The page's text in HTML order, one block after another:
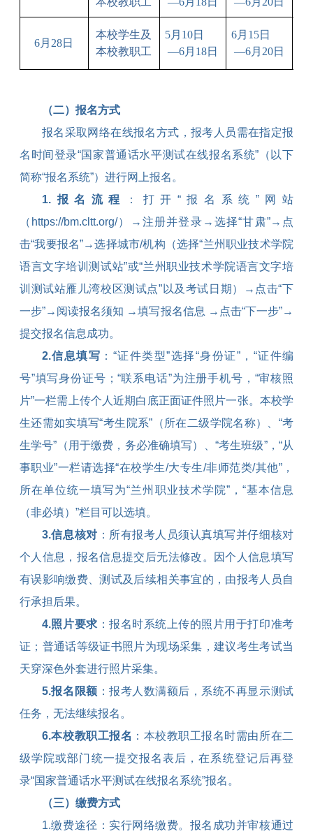
6月 28日
本校学生及
本校教职工
5月 10日
—6月 18日
6月 15日
—6月 20日
（二）报名方式
报名采取网络在线报名方式，报考人员需在指定报
名时间登录“国家普通话水平测试在线报名系统”（以下
简称“报名系统”）进行网上报名。
1.报名流程
：打开“报名系统”网站
（ https://bm.cltt.org/）→注册并登录→选择“甘肃”→点
击“我要报名”→选择城市/机构（选择“兰州职业技术学院
语言文字培训测试站”或“兰州职业技术学院语言文字培
训测试站雁儿湾校区测试点”以及考试日期）→点击“下
一步”→阅读报名须知 →填写报名信息 →点击“下一步”→
提交报名信息成功。
2.信息填写 ：“证件类型”选择“身份证”，“证件编
号”填写身份证号；“联系电话”为注册手机号，“审核照
片”一栏需上传个人近期白底正面证件照片一张。本校学
生还需如实填写“考生院系”（所在二级学院名称）、“考
生学号”（用于缴费，务必准确填写）、“考生班级”，“从
事职业”一栏请选择“在校学生/大专生/非师范类/其他”，
所在单位统一填写为“兰州职业技术学院”，“基本信息
（非必填）”栏目可以选填。
3.信息核对 ：所有报考人员须认真填写并仔细核对
个人信息，报名信息提交后无法修改。因个人信息填写
有误影响缴费、测试及后续相关事宜的，由报考人员自
行承担后果。
4.照片要求 ：报名时系统上传的照片用于打印准考
证；普通话等级证书照片为现场采集，建议考生考试当
天穿深色外套进行照片采集。
5.报名限额 ：报考人数满额后，系统不再显示测试
任务，无法继续报名。
6.本校教职工报名 ：本校教职工报名时需由所在二
级学院或部门统一提交报名表后，在系统登记后再登
录“国家普通话水平测试在线报名系统”报名。
（三）缴费方式
1.缴费途径：实行网络缴费。报名成功并审核通过